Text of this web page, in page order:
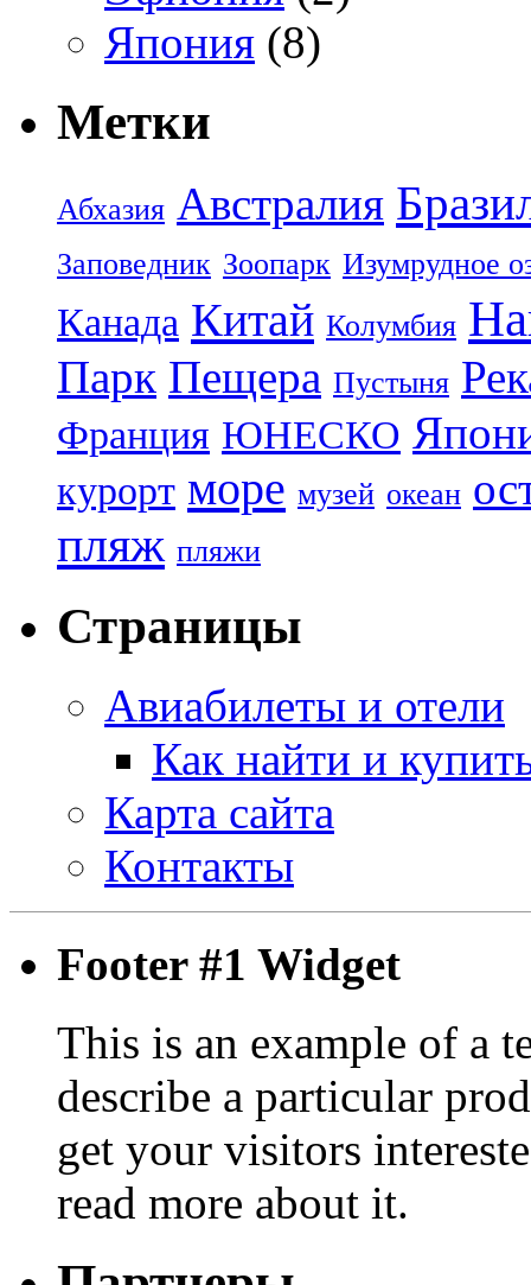
Япония (8)
Метки
Абхазия Австралия
Заповедник Зоопарк Изумрудное
Канада Китай Колумбия
Парк Пещера Пустыня
Франция ЮНЕСКО
курорт море музей океан
пляж пляжи
Страницы
Авиабилеты и отели
Как найти и
Карта сайта
Контакты
Footer #1 Widget
This is an example of a
describe a particular
get your visitors
read more about it.